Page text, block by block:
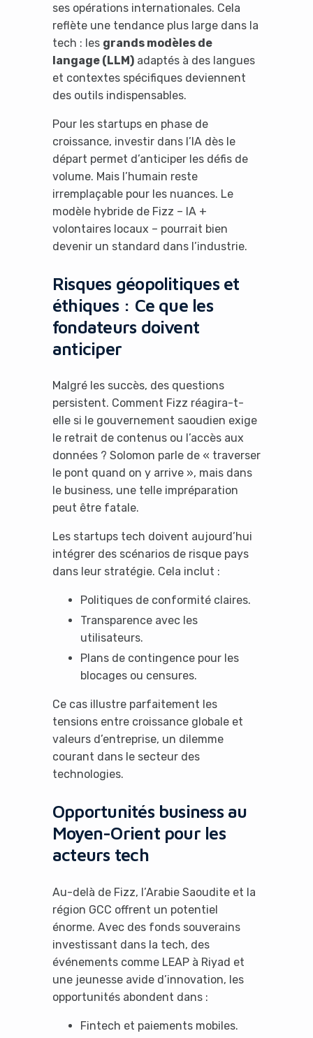
ses opérations internationales. Cela
reflète une tendance plus large dans la
tech : les grands modèles de
langage (LLM)adaptés à des langues
et contextes spécifiques deviennent
des outils indispensables.
Pour les startups en phase de
croissance, investir dans l’IA dès le
départ permet d’anticiper les défis de
volume. Mais l’humain reste
irremplaçable pour les nuances. Le
modèle hybride de Fizz – IA +
volontaires locaux – pourrait bien
devenir un standard dans l’industrie.
Risques géopolitiques et
éthiques : Ce que les
fondateurs doivent
anticiper
Malgré les succès, des questions
persistent. Comment Fizz réagira-t-
elle si le gouvernement saoudien exige
le retrait de contenus ou l’accès aux
données ? Solomon parle de « traverser
le pont quand on y arrive », mais dans
le business, une telle impréparation
peut être fatale.
Les startups tech doivent aujourd’hui
intégrer des scénarios de risque pays
dans leur stratégie. Cela inclut :
Politiques de conformité claires.
Transparence avec les
utilisateurs.
Plans de contingence pour les
blocages ou censures.
Ce cas illustre parfaitement les
tensions entre croissance globale et
valeurs d’entreprise, un dilemme
courant dans le secteur des
technologies.
Opportunités business au
Moyen-Orient pour les
acteurs tech
Au-delà de Fizz, l’Arabie Saoudite et la
région GCC offrent un potentiel
énorme. Avec des fonds souverains
investissant dans la tech, des
événements comme LEAP à Riyad et
une jeunesse avide d’innovation, les
opportunités abondent dans :
Fintech et paiements mobiles.